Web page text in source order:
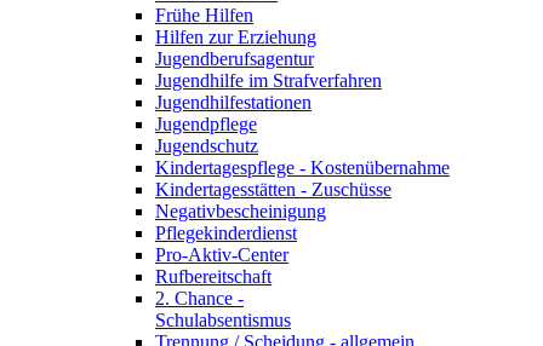
Frühe Hilfen
Hilfen zur Erziehung
Jugendberufsagentur
Jugendhilfe im Strafverfahren
Jugendhilfestationen
Jugendpflege
Jugendschutz
Kindertagespflege - Kostenübernahme
Kindertagesstätten - Zuschüsse
Negativbescheinigung
Pflegekinderdienst
Pro-Aktiv-Center
Rufbereitschaft
2. Chance -
Schulabsentismus
Trennung / Scheidung - allgemein